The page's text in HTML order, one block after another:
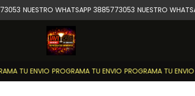
TU ENVIO PROGRAMA TU ENVIO PROGRAMA TU ENVIO
NUESTRO WHATSAPP 3885773053 NUESTRO